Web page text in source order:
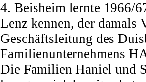
4. Beisheim lernte 1966/
Lenz kennen, der damals
Geschäftsleitung des
Familienunternehmens
Die Familien Haniel und